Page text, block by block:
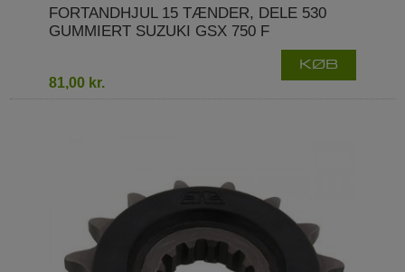
FORTANDHJUL 15 TÆNDER, DELE 530
GUMMIERT SUZUKI GSX 750 F
81,00 kr.
KØB